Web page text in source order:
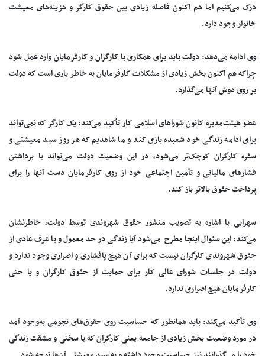
درک می‌کنیم اما هم اکنون فاصله زیادی بین حقوق کارگر و هزینه‌های معیشت
خانوار وجود دارد.
وی ادامه می‌دهد: دولت باید برای همکاری با کارگران و کارفرمایان وارد عمل شود
چراکه هم اکنون بخش زیادی از مشکلات کارفرمایان به خاطر باری است که دولت
بر روی دوش آنها می‌گذارد.
عضو هیئت‌مدیره کانون شوراهای اسلامی کار ‌تأکید می‌کند: یک کارگر که نمی‌تواند
برای ادامه زندگی خود شعبده بازی کند و ما شاهدیم که هر روز سبد معیشتی و
سفره کارگران کوچک‌تر می‌شود، در این وضعیت دولت می‌تواند با برداشتن
فشارهای مالیاتی و تأمین اجتماعی خود از روی کارفرمایان دست آنها را برای
پرداخت حقوق بالاتر باز کند.
سهرابی با اشاره به تصویب منشور حقوق شهروندی توسط دولت، خاطرنشان
می‌کند: این سئوال اینجا مطرح می‌شود آیا زندگی در حد معمول و با عرف عادی از
حقوق شهروندی کارگران نیست که برای آن هیچ پافشاری و اصراری وجود ندارد و
دولت در جلسات شورای عالی کار برای حمایت از حقوق کارگران و یا حتی
کارفرمایان هیچ اصراری ندارد.
وی تأکید می‌کند: باید همانطور که حساسیت روی حقوق‌های نجومی به‌وجود آمد
در مورد وضعیت بخش زیادی از جامعه یعنی کارگران که با سختی و مشقت زندگی